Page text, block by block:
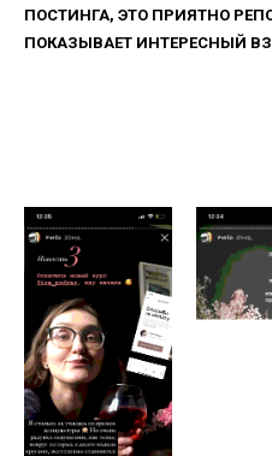
ПОСТИНГА, ЭТО ПРИЯТНО
ПОКАЗЫВАЕТ ИНТЕРЕСНЫЙ